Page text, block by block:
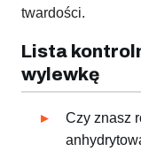
twardości.
Lista
wylewkę
Czy znasz